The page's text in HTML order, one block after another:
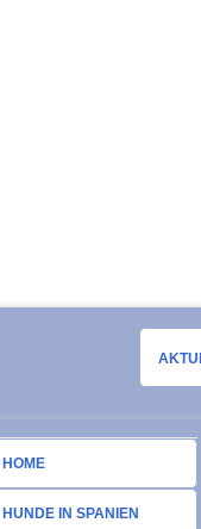
HOME
HUNDE IN SPANIEN